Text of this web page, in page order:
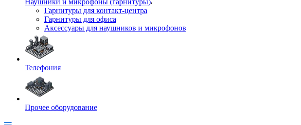
Наушники и микрофоны (гарнитуры)
Гарнитуры для контакт-центра
Гарнитуры для офиса
Аксессуары для наушников и микрофонов
Телефония
Прочее оборудование